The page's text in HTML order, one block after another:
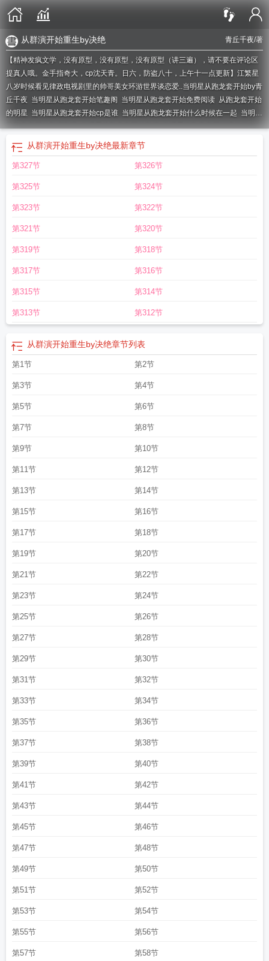
青丘千夜/著
从群演开始重生by决绝
【精神发疯文学，没有原型，没有原型，没有原型（讲三遍），请不要在评论区
提真人哦。金手指奇大，cp沈天青。日六，防盗八十，上午十一点更新】江繁星
八岁时候看见律政电视剧里的帅哥美女环游世界谈恋爱..当明星从跑龙套开始by青
丘千夜 当明星从跑龙套开始笔趣阁 当明星从跑龙套开始免费阅读 从跑龙套开始
的明星 当明星从跑龙套开始cp是谁 当明星从跑龙套开始什么时候在一起 当明星
从跑龙套开始TXT资源当明星从跑龙套开始TXT当明星从跑龙套开始讲的什
当明星从跑龙套开始txt 当明星从跑龙套开始免费TXT
透 当明星从跑龙套开始 青丘千夜
龙套开始免费笔趣阁
当明星从跑龙套开始谁是攻
龙套开始全文免费阅读
当明星从跑龙套开始格格党
明星从跑龙套开始广播剧
当明星从跑龙套开始在线阅读
从群演开始重生by决绝最新章节
第327节 第326节
第325节 第324节
第323节 第322节
第321节 第320节
第319节 第318节
第317节 第316节
第315节 第314节
第313节 第312节
从群演开始重生by决绝章节列表
第1节 第2节
第3节 第4节
第5节 第6节
第7节 第8节
第9节 第10节
第11节 第12节
第13节 第14节
第15节 第16节
第17节 第18节
第19节 第20节
第21节 第22节
第23节 第24节
第25节 第26节
第27节 第28节
第29节 第30节
第31节 第32节
第33节 第34节
第35节 第36节
第37节 第38节
第39节 第40节
第41节 第42节
第43节 第44节
第45节 第46节
第47节 第48节
第49节 第50节
第51节 第52节
第53节 第54节
第55节 第56节
第57节 第58节